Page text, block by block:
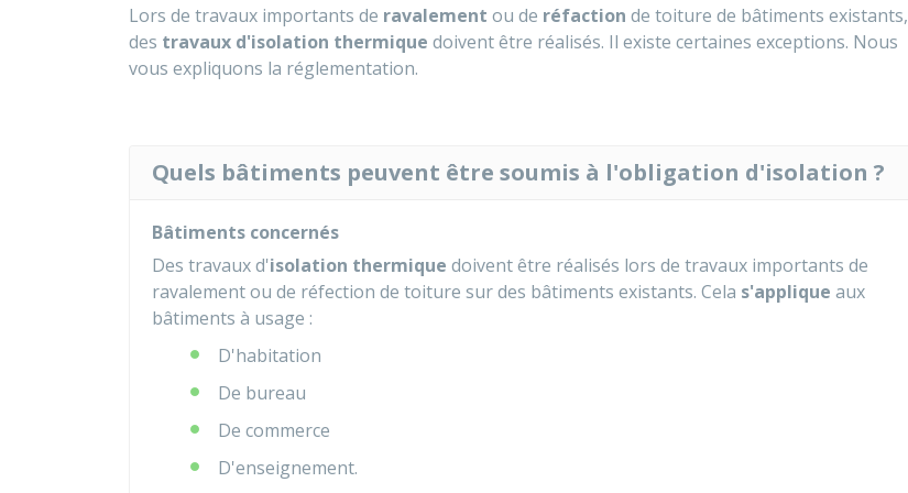
Lors de travaux importants de ravalement ou de réfaction de toiture de bâtiments existants,
des travaux d'isolation thermique doivent être réalisés. Il existe certaines exceptions. Nous
vous expliquons la réglementation.
Quels bâtiments peuvent être soumis à l'obligation d'isolation ?
Bâtiments concernés
Des travaux d'isolation thermique doivent être réalisés lors de travaux importants de
ravalement ou de réfection de toiture sur des bâtiments existants. Cela s'applique aux
bâtiments à usage :
D'habitation
De bureau
De commerce
D'enseignement.